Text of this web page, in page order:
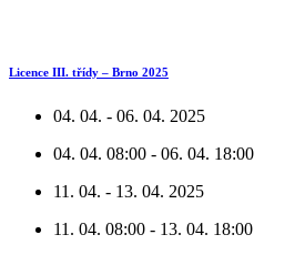
Licence III. třídy – Brno 2025
04. 04. - 06. 04. 2025
04. 04. 08:00 - 06. 04. 18:00
11. 04. - 13. 04. 2025
11. 04. 08:00 - 13. 04. 18:00